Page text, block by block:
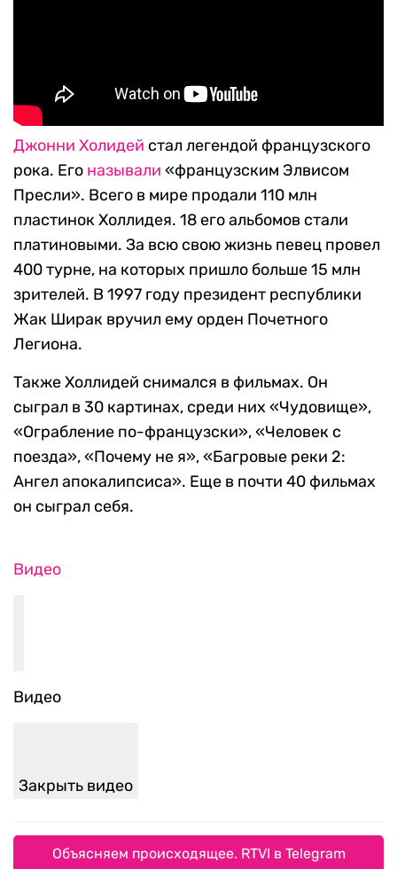
Джонни Холидей стал легендой французского
рока. Его называли «французским Элвисом
Пресли». Всего в мире продали 110 млн
пластинок Холлидея. 18 его альбомов стали
платиновыми. За всю свою жизнь певец провел
400 турне, на которых пришло больше 15 млн
зрителей. В 1997 году президент республики
Жак Ширак вручил ему орден Почетного
Легиона.
Также Холлидей снимался в фильмах. Он
сыграл в 30 картинах, среди них «Чудовище»,
«Ограбление по-французски», «Человек с
поезда», «Почему не я», «Багровые реки 2:
Ангел апокалипсиса». Еще в почти 40 фильмах
он сыграл себя.
Видео
Видео
Закрыть видео
Объясняем происходящее. RTVI в Telegram